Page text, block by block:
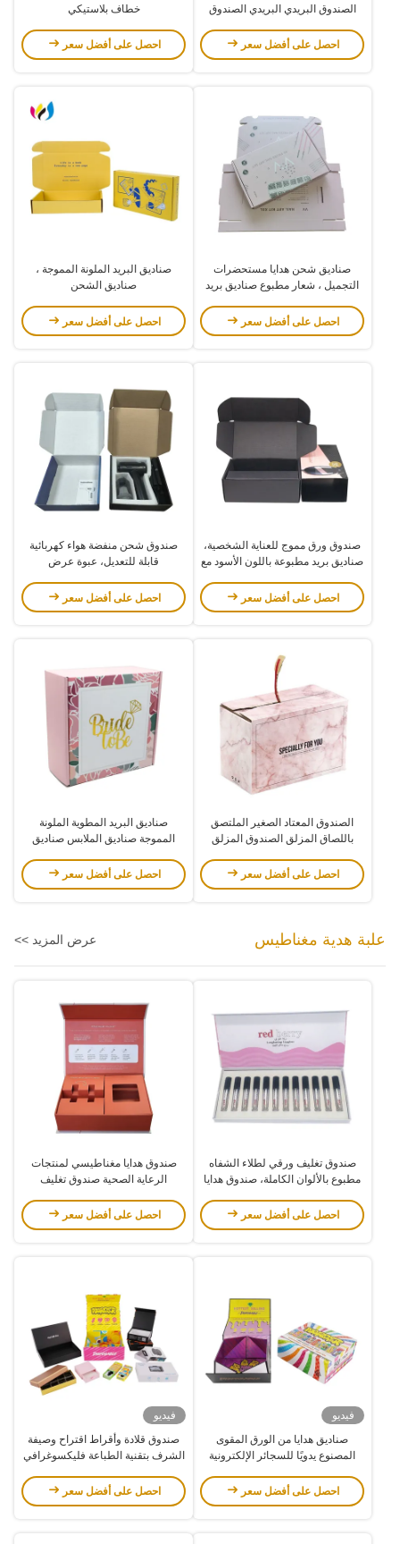
الصندوق البريدي البريدي الصندوق
احصل على أفضل سعر
خطاف بلاستيكي
احصل على أفضل سعر
صناديق شحن هدايا مستحضرات
التجميل ، شعار مطبوع صناديق بريد
احصل على أفضل سعر
صناديق البريد الملونة المموجة ،
صناديق الشحن
احصل على أفضل سعر
صندوق ورق مموج للعناية الشخصية،
صناديق بريد مطبوعة باللون الأسود مع
احصل على أفضل سعر
صندوق شحن منفضة هواء كهربائية
قابلة للتعديل، عبوة عرض
محمول، صندوق ورقي مع إدخال
احصل على أفضل سعر
الصندوق المعتاد الصغير الملتصق
باللصاق المزلق الصندوق المزلق
احصل على أفضل سعر
صناديق البريد المطوية الملونة
المموجة صناديق الملابس صناديق
للحذاء
احصل على أفضل سعر
علبة هدية مغناطيس عرض المزيد >>
صندوق تغليف ورقي لطلاء الشفاه
مطبوع بالألوان الكاملة، صندوق هدايا
احصل على أفضل سعر
صندوق هدايا مغناطيسي لمنتجات
الرعاية الصحية صندوق تغليف
احصل على أفضل سعر
فيديو
صناديق هدايا من الورق المقوى
المصنوع يدويًا للسجائر الإلكترونية
تغليف مغناطيسي قابل لإعادة التدوير
احصل على أفضل سعر
فيديو
صندوق قلادة وأقراط اقتراح وصيفة
الشرف بتقنية الطباعة فليكسوغرافي
بالشعار
احصل على أفضل سعر